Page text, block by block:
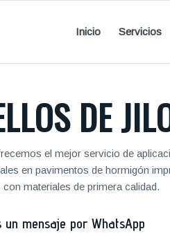
Inicio Servicios
DE
el mejor servicio de
en pavimentos de hormigón
materiales de primera calidad.
un mensaje por WhatsApp